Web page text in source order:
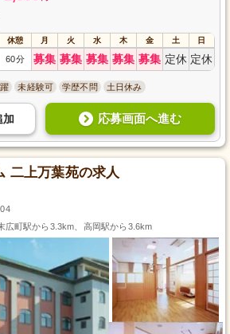
休憩 月 火 水 木 金 土 日
60分 募集 募集 募集 募集 募集 定休 定休
未経験可 学歴不問 土日休み
加 応募画面へ進む
二上万葉苑の求人
広町駅から3.3km、高岡駅から3.6km